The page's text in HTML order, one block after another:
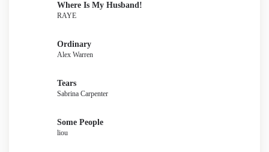
Where Is My Husband!
RAYE
Ordinary
Alex Warren
Tears
Sabrina Carpenter
Some People
liou